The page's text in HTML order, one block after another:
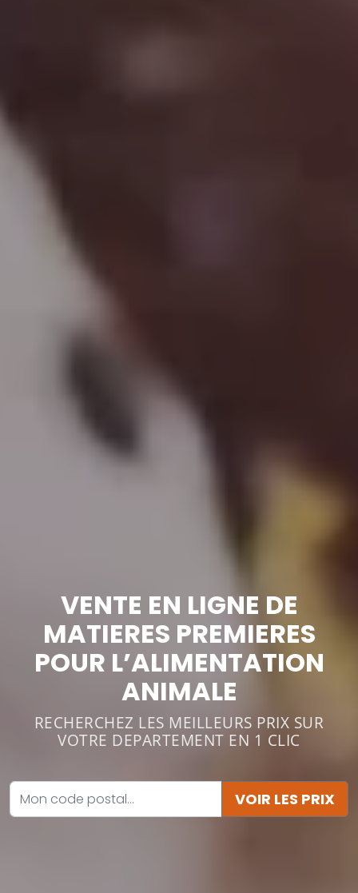
VENTE EN LIGNE DE
MATIERES PREMIERES
POUR L’ALIMENTATION
ANIMALE
RECHERCHEZ LES MEILLEURS PRIX SUR
VOTRE DEPARTEMENT EN 1 CLIC
VOIR LES PRIX